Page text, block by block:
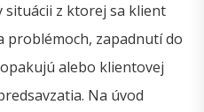
situácii z ktorej sa klient
problémoch, zapadnutí do
alebo klientovej
Na úvod